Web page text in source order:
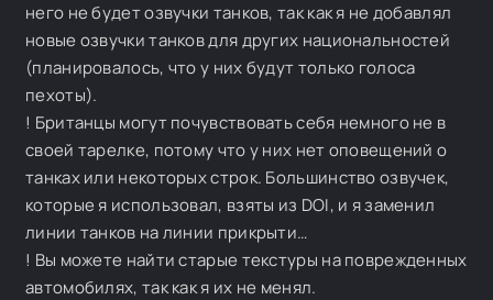
него не будет озвучки танков, так как я не добавлял
новые озвучки танков для других национальностей
(планировалось, что у них будут только голоса
пехоты).
! Британцы могут почувствовать себя немного не в
своей тарелке, потому что у них нет оповещений о
танках или некоторых строк. Большинство озвучек,
которые я использовал, взяты из DOI, и я заменил
линии танков на линии прикрыти…
! Вы можете найти старые текстуры на поврежденных
автомобилях, так как я их не менял.